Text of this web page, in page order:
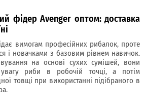
фідер Avenger оптом: доставка
вимогам професійних рибалок, проте
і новачками з базовим рівнем навичок.
на основі сухих сумішей, вони
риби в робочій точці, а потім
товщі при використанні підібраного в